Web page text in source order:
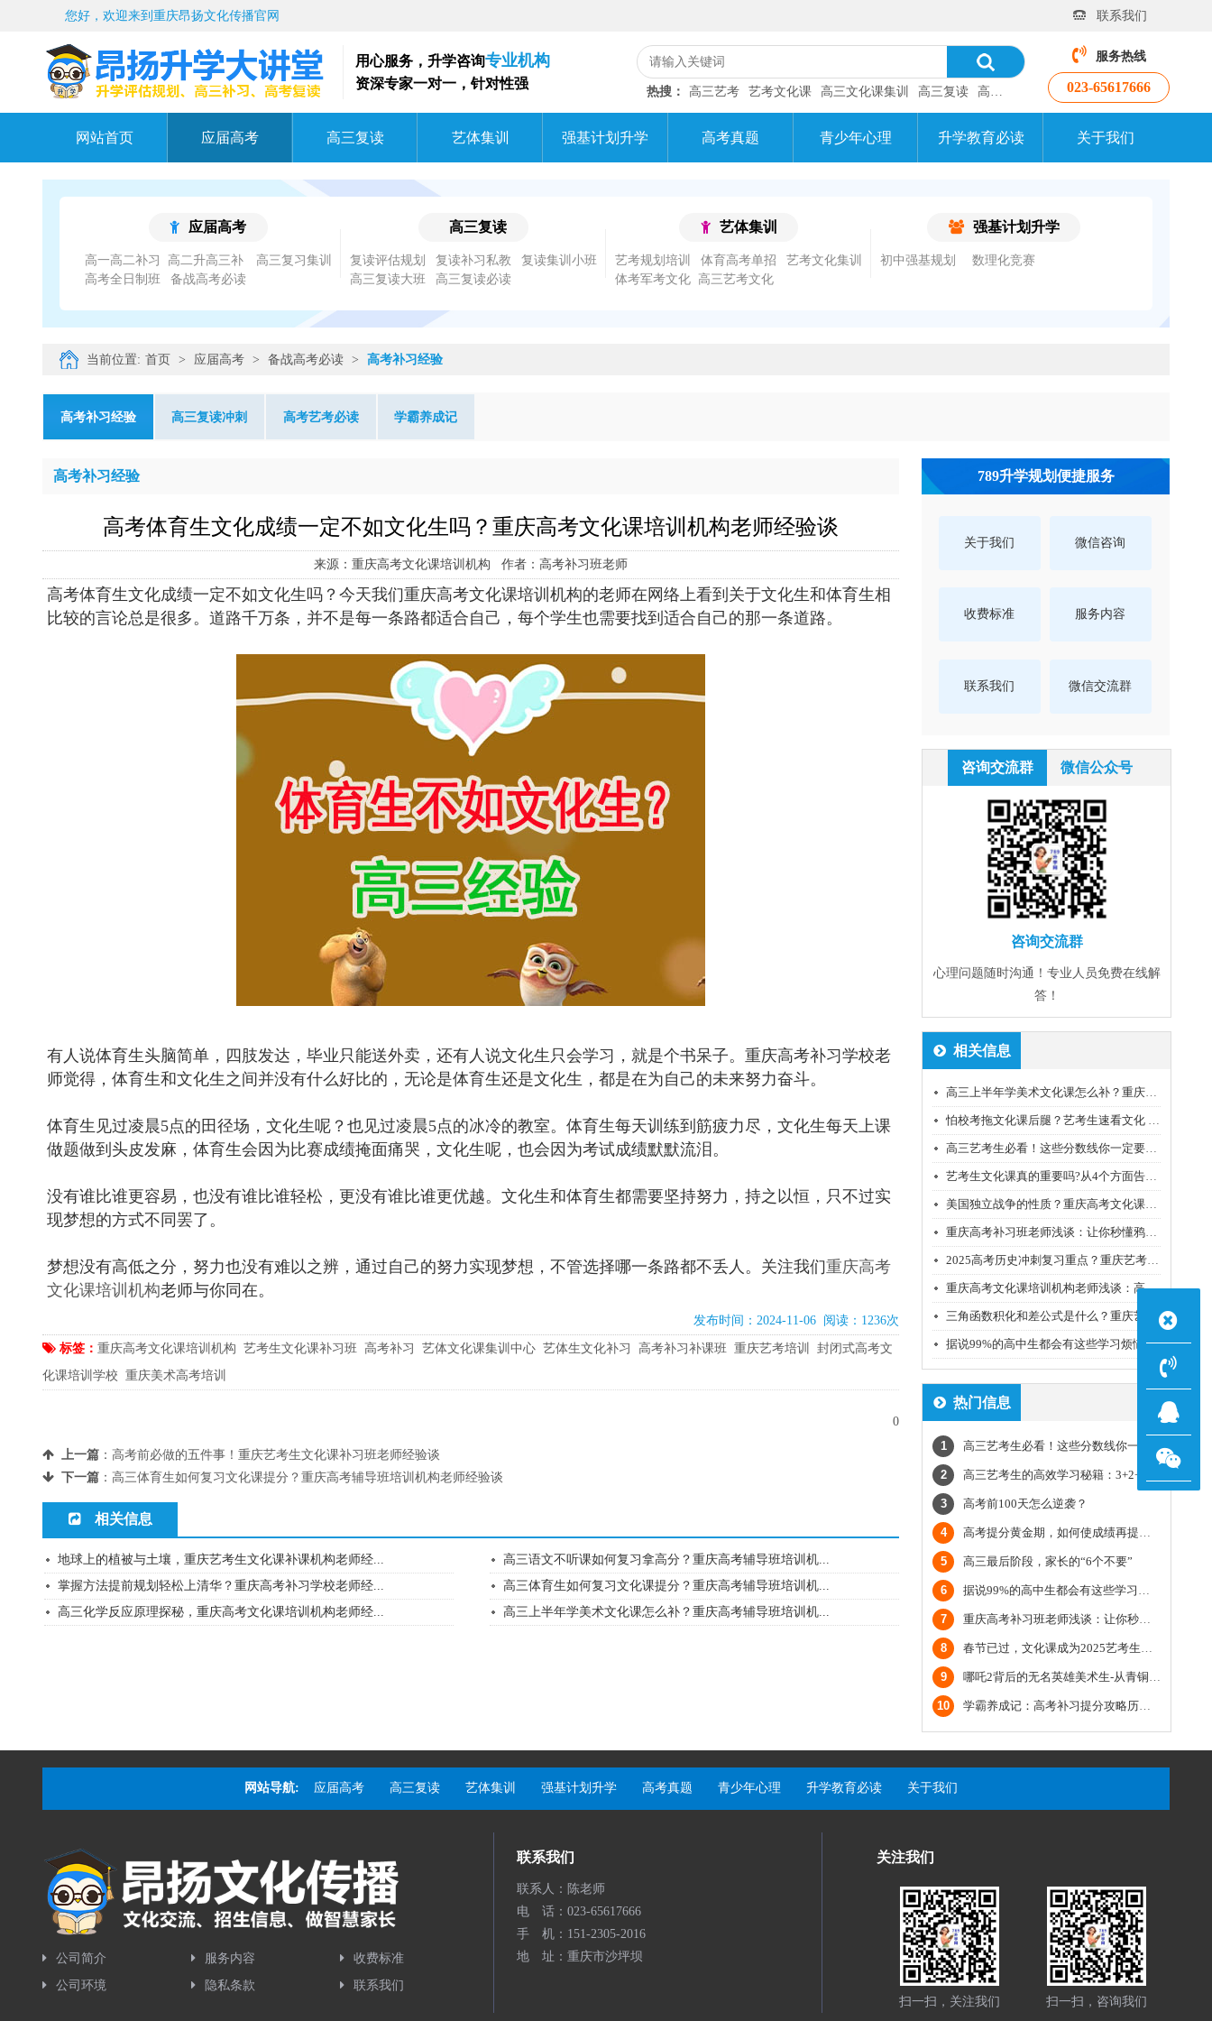
您好，欢迎来到重庆昂扬文化传播官网 联系我们
用心服务，升学咨询专业机构
资深专家一对一，针对性强
服务热线
023-65617666
热搜： 高三艺考 艺考文化课 高三文化课集训 高三复读 高考补习班
网站首页 应届高考 高三复读 艺体集训 强基计划升学 高考真题 青少年心理 升学教育必读 关于我们
应届高考
高一高二补习
高三复习集训
高考全日制班
备战高考必读
高三复读
复读评估规划 复读补习私教
复读集训小班
高三复读大班
高三复读必读
艺体集训
艺考规划培训 体育高考单招
艺考文化集训
体考军考文化
强基计划升学
初中强基规划 数理化竞赛
当前位置: 首页 > 应届高考 > 备战高考必读 > 高考补习经验
高考补习经验 高三复读冲刺 高考艺考必读 学霸养成记
高考补习经验
高考体育生文化成绩一定不如文化生吗？重庆高考文化课培训机构老师经验谈
来源：重庆高考文化课培训机构 作者：高考补习班老师
高考体育生文化成绩一定不如文化生吗？今天我们重庆高考文化课培训机构的老师在网络上看到关于文化生和体育生相
比较的言论总是很多。道路千万条，并不是每一条路都适合自己，每个学生也需要找到适合自己的那一条道路。
有人说体育生头脑简单，四肢发达，毕业只能送外卖，还有人说文化生只会学习，就是个书呆子。重庆高考补习学校老
师觉得，体育生和文化生之间并没有什么好比的，无论是体育生还是文化生，都是在为自己的未来努力奋斗。
体育生见过凌晨5点的田径场，文化生呢？也见过凌晨5点的冰冷的教室。体育生每天训练到筋疲力尽，文化生每天上课
做题做到头皮发麻，体育生会因为比赛成绩掩面痛哭，文化生呢，也会因为考试成绩默默流泪。
没有谁比谁更容易，也没有谁比谁轻松，更没有谁比谁更优越。文化生和体育生都需要坚持努力，持之以恒，只不过实
现梦想的方式不同罢了。
梦想没有高低之分，努力也没有难以之辨，通过自己的努力实现梦想，不管选择哪一条路都不丢人。关注我们重庆高考
文化课培训机构老师与你同在。
发布时间：2024-11-06 阅读：1236次
标签： 重庆高考文化课培训机构 艺考生文化课补习班 高考补习 艺体文化课集训中心 艺体生文化补习 高考补习补课班 重庆艺考培训
封闭式高考文
化课培训学校 重庆美术高考培训
0
上一篇 ： 高考前必做的五件事！重庆艺考生文化课补习班老师经验谈
下一篇 ： 高三体育生如何复习文化课提分？重庆高考辅导班培训机构老师经验谈
相关信息
地球上的植被与土壤，重庆艺考生文化课补课机构老师经...
高三语文不听课如何复习拿高分？重庆高考辅导班培训机...
掌握方法提前规划轻松上清华？重庆高考补习学校老师经...
高三体育生如何复习文化课提分？重庆高考辅导班培训机...
高三化学反应原理探秘，重庆高考文化课培训机构老师经...
高三上半年学美术文化课怎么补？重庆高考辅导班培训机...
789升学规划便捷服务
关于我们 微信咨询
收费标准 服务内容
联系我们 微信交流群
咨询交流群 微信公众号
咨询交流群
心理问题随时沟通！专业人员免费在线解
答！
相关信息
重庆高考文化课培训机构老师浅谈：高三语文学习每天到底要花多少时间？
据说99%的高中生都会有这些学习烦恼!
热门信息
1 高三艺考生必看！这些分数线你一定要了解
2 高三艺考生的高效学习秘籍：3+2+5学习模式
3 高考前100天怎么逆袭？
4 高考提分黄金期，如何使成绩再提一个档？
5 高三最后阶段，家长的“6个不要”
6 据说99%的高中生都会有这些学习烦恼!
7 重庆高考补习班老师浅谈：让你秒懂鸦片战争（二）
8 春节已过，文化课成为2025艺考生主场
9 哪吒2背后的无名英雄美术生-从青铜到王者
10 学霸养成记：高考补习提分攻略历史篇；重庆高考文化课培训机构
网站导航: 应届高考 高三复读 艺体集训 强基计划升学 高考真题 青少年心理 升学教育必读 关于我们
公司简介 服务内容
收费标准
公司环境
隐私条款 联系我们
联系我们
联系人：陈老师
电 话：023-65617666
手 机：151-2305-2016
地 址：重庆市沙坪坝
关注我们
扫一扫，关注我们 扫一扫，咨询我们